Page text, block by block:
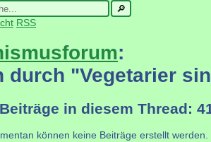
RSS
:
durch "Vegetarier
in diesem Thread:
können keine Beiträge erstellt werden.